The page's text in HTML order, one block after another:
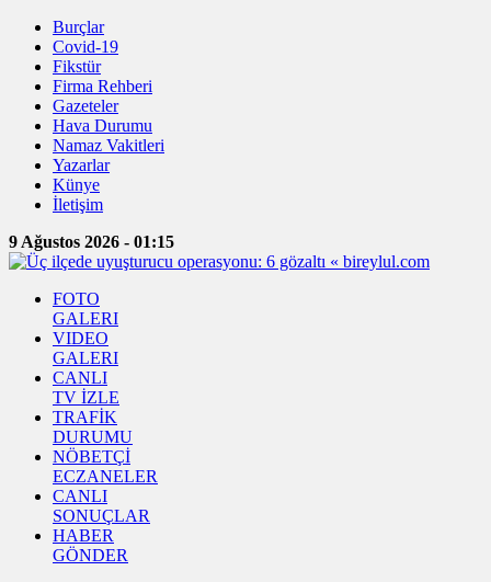
Burçlar
Covid-19
Fikstür
Firma Rehberi
Gazeteler
Hava Durumu
Namaz Vakitleri
Yazarlar
Künye
İletişim
9 Ağustos 2026 - 01:15
FOTO
GALERI
VIDEO
GALERI
CANLI
TV İZLE
TRAFİK
DURUMU
NÖBETÇİ
ECZANELER
CANLI
SONUÇLAR
HABER
GÖNDER